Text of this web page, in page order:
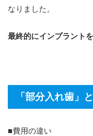
なりました。
最終的にインプラントを
「部分入れ歯」
■費用の違い